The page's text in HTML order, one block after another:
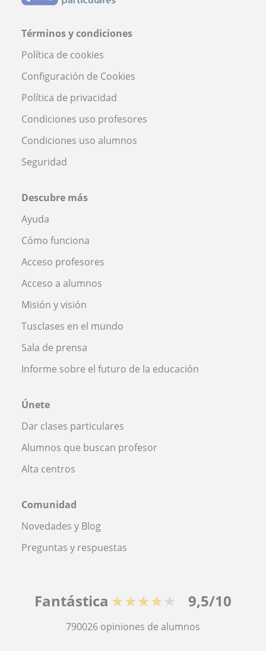
Términos y condiciones
Política de cookies
Configuración de Cookies
Política de privacidad
Condiciones uso profesores
Condiciones uso alumnos
Seguridad
Descubre más
Ayuda
Cómo funciona
Acceso profesores
Acceso a alumnos
Misión y visión
Tusclases en el mundo
Sala de prensa
Informe sobre el futuro de la educación
Únete
Dar clases particulares
Alumnos que buscan profesor
Alta centros
Comunidad
Novedades y Blog
Preguntas y respuestas
Fantástica ★★★★★ 9,5/10
790026 opiniones de alumnos